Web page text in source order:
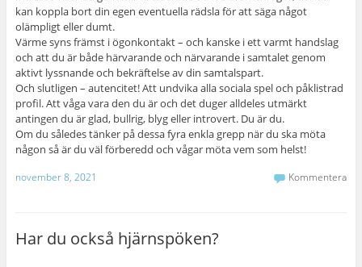
kan koppla bort din egen eventuella rädsla för att säga något
olämpligt eller dumt.
Värme syns främst i ögonkontakt – och kanske i ett varmt handslag
och att du är både härvarande och närvarande i samtalet genom
aktivt lyssnande och bekräftelse av din samtalspart.
Och slutligen – autencitet! Att undvika alla sociala spel och påklistrad
profil. Att våga vara den du är och det duger alldeles utmärkt
antingen du är glad, bullrig, blyg eller introvert. Du är du.
Om du således tänker på dessa fyra enkla grepp när du ska möta
någon så är du väl förberedd och vågar möta vem som helst!
november 8, 2021 Kommentera
Har du också hjärnspöken?